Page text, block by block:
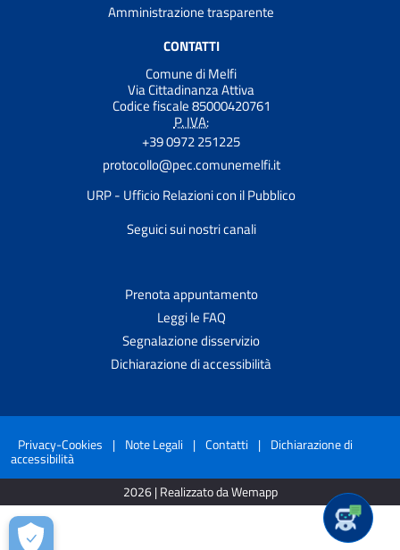
Amministrazione trasparente
CONTATTI
Comune di Melfi
Via Cittadinanza Attiva
Codice fiscale 85000420761
P. IVA:
+39 0972 251225
protocollo@pec.comunemelfi.it
URP - Ufficio Relazioni con il Pubblico
Seguici sui nostri canali
Prenota appuntamento
Leggi le FAQ
Segnalazione disservizio
Dichiarazione di accessibilità
Privacy-Cookies | Note Legali | Contatti | Dichiarazione di
accessibilità
2026 | Realizzato da Wemapp